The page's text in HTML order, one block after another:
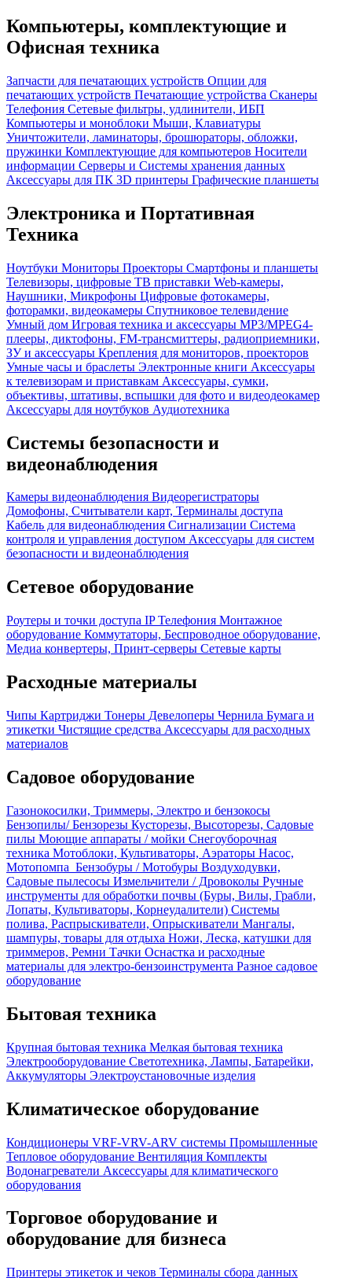
Компьютеры, комплектующие и
Офисная техника
Запчасти для печатающих устройств Опции для
печатающих устройств Печатающие устройства Сканеры
Телефония Сетевые фильтры, удлинители, ИБП
Компьютеры и моноблоки Мыши, Клавиатуры
Уничтожители, ламинаторы, брошюраторы, обложки,
пружинки Комплектующие для компьютеров Носители
информации Серверы и Системы хранения данных
Аксессуары для ПК 3D принтеры Графические планшеты
Электроника и Портативная
Техника
Ноутбуки Мониторы Проекторы Смартфоны и планшеты
Телевизоры, цифровые ТВ приставки Web-камеры,
Наушники, Микрофоны Цифровые фотокамеры,
фоторамки, видеокамеры Спутниковое телевидение
Умный дом Игровая техника и аксессуары MP3/MPEG4-
плееры, диктофоны, FM-трансмиттеры, радиоприемники,
ЗУ и аксессуары Крепления для мониторов, проекторов
Умные часы и браслеты Электронные книги Аксессуары
к телевизорам и приставкам Аксессуары, сумки,
объективы, штативы, вспышки для фото и видеодеокамер
Аксессуары для ноутбуков Аудиотехника
Системы безопасности и
видеонаблюдения
Камеры видеонаблюдения Видеорегистраторы
Домофоны, Считыватели карт, Терминалы доступа
Кабель для видеонаблюдения Сигнализации Система
контроля и управления доступом Аксессуары для систем
безопасности и видеонаблюдения
Сетевое оборудование
Роутеры и точки доступа IP Телефония Монтажное
оборудование Коммутаторы, Беспроводное оборудование,
Медиа конвертеры, Принт-серверы Сетевые карты
Расходные материалы
Чипы Картриджи Тонеры Девелоперы Чернила Бумага и
этикетки Чистящие средства Аксессуары для расходных
материалов
Садовое оборудование
Газонокосилки, Триммеры, Электро и бензокосы
Бензопилы/ Бензорезы Кусторезы, Высоторезы, Садовые
пилы Моющие аппараты / мойки Снегоуборочная
техника Мотоблоки, Культиваторы, Аэраторы Насос,
Мотопомпа Бензобуры / Мотобуры Воздуходувки,
Садовые пылесосы Измельчители / Дровоколы Ручные
инструменты для обработки почвы (Буры, Вилы, Грабли,
Лопаты, Культиваторы, Корнеудалители) Системы
полива, Распрыскиватели, Опрыскиватели Мангалы,
шампуры, товары для отдыха Ножи, Леска, катушки для
триммеров, Ремни Тачки Оснастка и расходные
материалы для электро-бензоинструмента Разное садовое
оборудование
Бытовая техника
Крупная бытовая техника Мелкая бытовая техника
Электрооборудование Светотехника, Лампы, Батарейки,
Аккумуляторы Электроустановочные изделия
Климатическое оборудование
Кондиционеры VRF-VRV-ARV системы Промышленные
Тепловое оборудование Вентиляция Комплекты
Водонагреватели Аксессуары для климатического
оборудования
Торговое оборудование и
оборудование для бизнеса
Принтеры этикеток и чеков Терминалы сбора данных